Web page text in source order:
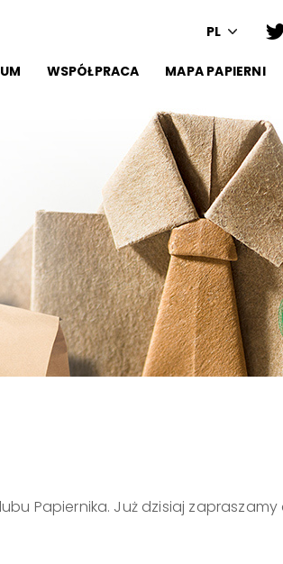
PL
WSPÓŁPRACA MAPA PAPIERNI
Papiernika. Już dzisiaj zapraszamy